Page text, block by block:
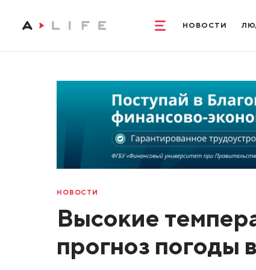
НОВОСТИ
НОВОСТИ
Высокие
прогноз погоды